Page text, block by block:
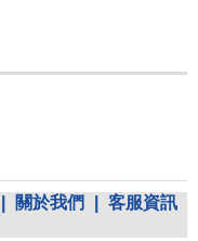
關於我們
客服資訊